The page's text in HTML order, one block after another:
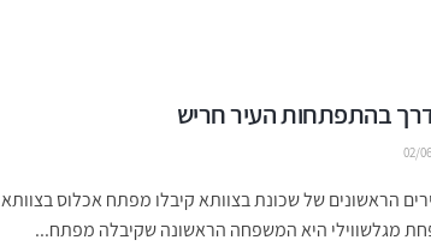
02/
- הדיירים הראשונים של שכונת בצוותא קיבלו מפתח אכלוס בצוותא
מגלשווילי היא המשפחה הראשונה שקיבלה מפתח...